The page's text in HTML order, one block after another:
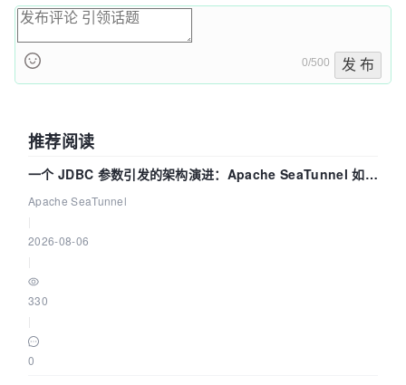
0/500 发 布
推荐阅读
一个 JDBC 参数引发的架构演进：Apache SeaTunnel 如何
解决数据同步中的“定时 Flush”难题
Apache SeaTunnel
2026-08-06
330
0